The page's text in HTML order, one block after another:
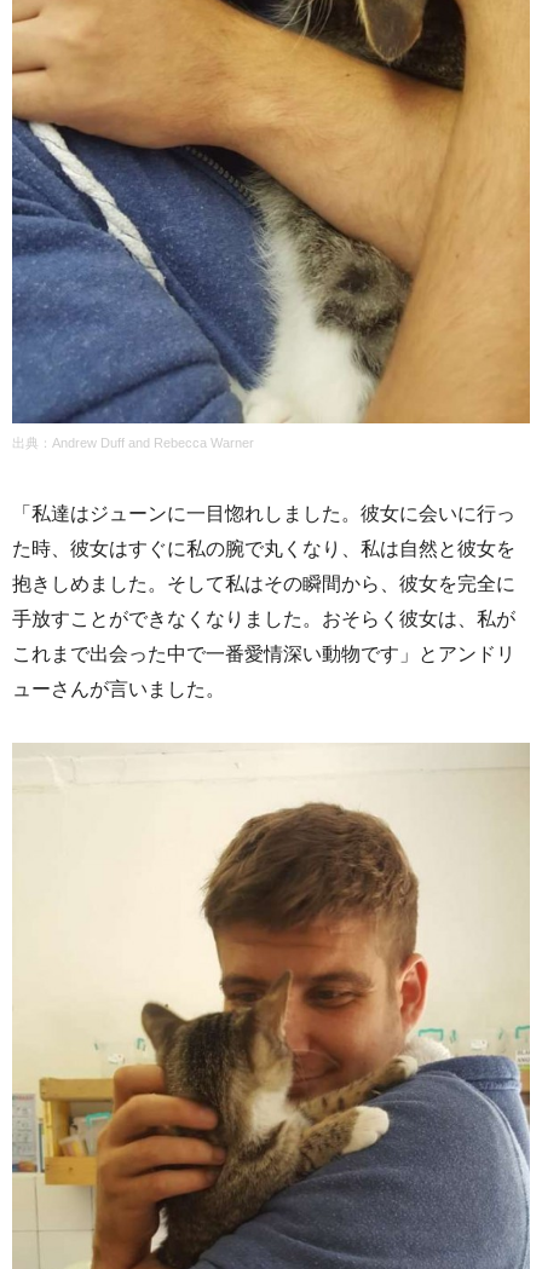
出典：Andrew Duff and Rebecca Warner
「私達はジューンに一目惚れしました。彼女に会いに行っ
た時、彼女はすぐに私の腕で丸くなり、私は自然と彼女を
抱きしめました。そして私はその瞬間から、彼女を完全に
手放すことができなくなりました。おそらく彼女は、私が
これまで出会った中で一番愛情深い動物です」とアンドリ
ューさんが言いました。